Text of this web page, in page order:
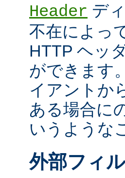
Header デ
不在によっ
HTTP ヘッ
ができます
イアントか
ある場合に
いうような
外部フィ